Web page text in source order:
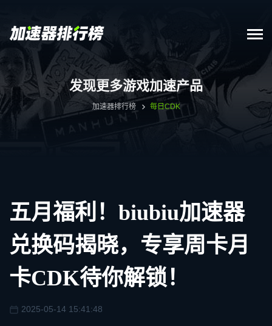
发现更多游戏加速产品
加速器排行榜 每日CDK
五月福利！biubiu加速器
兑换码揭晓，专享周卡月
卡CDK待你解锁！
2025-05-14 15:41:48